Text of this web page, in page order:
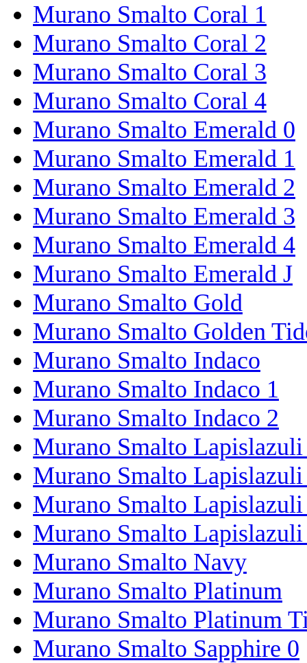
Murano Smalto Coral 1
Murano Smalto Coral 2
Murano Smalto Coral 3
Murano Smalto Coral 4
Murano Smalto Emerald 0
Murano Smalto Emerald 1
Murano Smalto Emerald 2
Murano Smalto Emerald 3
Murano Smalto Emerald 4
Murano Smalto Emerald J
Murano Smalto Gold
Murano Smalto Golden
Murano Smalto Indaco
Murano Smalto Indaco 1
Murano Smalto Indaco 2
Murano Smalto
Murano Smalto
Murano Smalto
Murano Smalto
Murano Smalto Navy
Murano Smalto Platinum
Murano Smalto Platinum
Murano Smalto Sapphire 0